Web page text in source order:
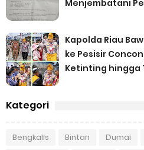
Menjembatani
Kapolda Riau
ke Pesisir
Ketinting hingga
Kategori
Bengkalis Bintan Dumai